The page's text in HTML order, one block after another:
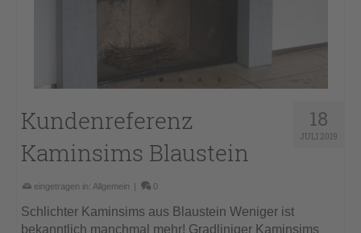
18
JULI 2019
Kundenreferenz
Kaminsims Blaustein
eingetragen in: Allgemein | 0
Schlichter Kaminsims aus Blaustein Weniger ist
bekanntlich manchmal mehr! Gradliniger Kaminsims